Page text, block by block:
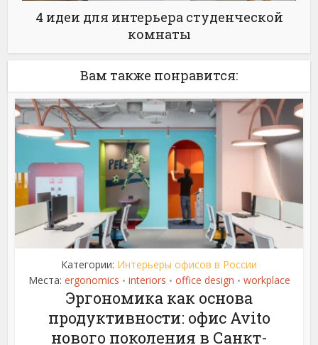
4 идеи для интерьера студенческой
комнаты
Вам также понравится:
Категории: Интерьеры офисов в России
Места: ergonomics • interiors • office design • workplace
Эргономика как основа
продуктивности: офис Avito
нового поколения в Санкт-